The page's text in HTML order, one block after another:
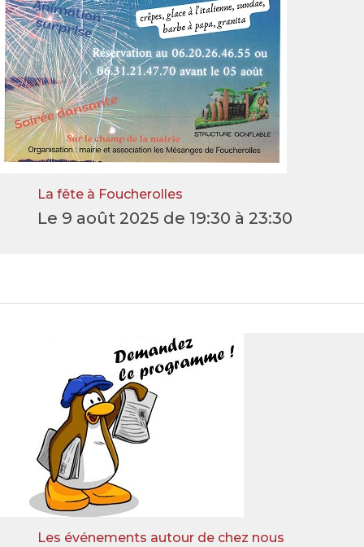
La fête à Foucherolles
Le 9 août 2025 de 19:30 à 23:30
Les événements autour de chez nous